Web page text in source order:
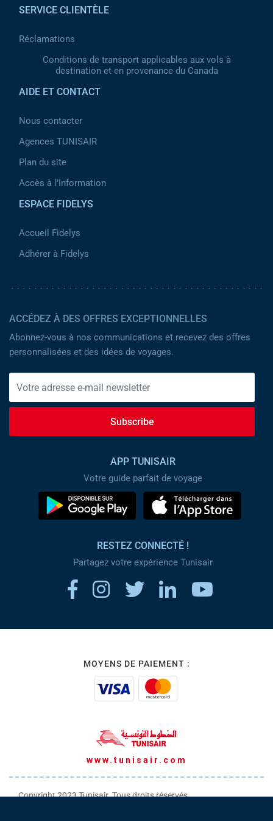
SERVICE CLIENTÈLE
Réclamations
Conditions de transport applicables aux vols à
destination et en provenance du Canada
AIDE ET CONTACT
Nous contacter
Agences TUNISAIR
Plan du site
Accès à l’Information
ESPACE FIDELYS
Accueil Fidelys
Adhérer à Fidelys
ACCÉDEZ À DES OFFRES EXCEPTIONNELLES
Abonnez-vous à nos communications et recevez des offres
personnalisées et des idées de voyages.
Subscribe
APP TUNISAIR
Votre guide parfait de voyage
RESTEZ CONNECTÉ !
Partagez votre expérience Tunisair
MOYENS DE PAIEMENT :
www.tunisair.com
Copyright 2023 Tunisair. Tous droits réservés